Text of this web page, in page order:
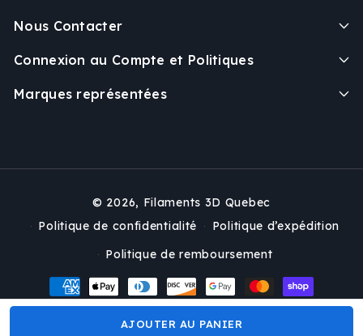
AJOUTER AU PANIER
Nous Contacter
Connexion au Compte et Politiques
Marques représentées
© 2026, Filaments 3D Quebec
Politique de confidentialité
Politique d’expédition
Politique de remboursement
Moyens
de